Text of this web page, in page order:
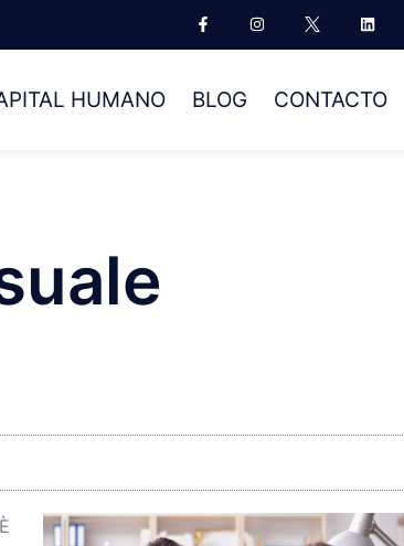
HUMANO BLOG CONTACTO